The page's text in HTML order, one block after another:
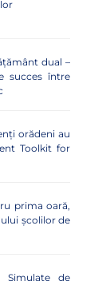
dual –
succes între
orădeni au
Toolkit for
prima oară,
școlilor de
Simulate de